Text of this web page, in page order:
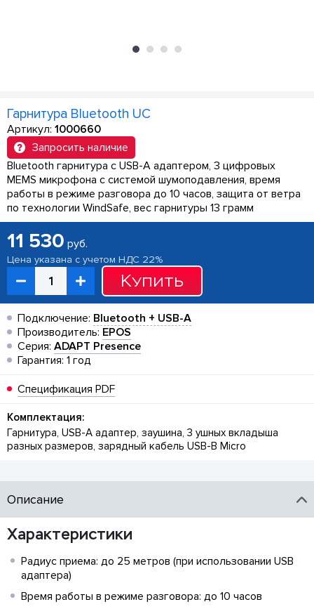
Гарнитура Bluetooth UC
Артикул: 1000660
Запросить наличие
Bluetooth гарнитура с USB-A адаптером, 3 цифровых
MEMS микрофона с системой шумоподавления, время
работы в режиме разговора до 10 часов, защита от ветра
по технологии WindSafe, вес гарнитуры 13 грамм
11 530 руб.
Цена указана с учетом НДС 22%
Купить
Подключение: Bluetooth + USB-A
Производитель: EPOS
Серия: ADAPT Presence
Гарантия: 1 год
Спецификация PDF
Комплектация:
Гарнитура, USB-A адаптер, заушина, 3 ушных вкладыша
разных размеров, зарядный кабель USB-B Micro
Описание
Характеристики
Радиус приема: до 25 метров (при использовании USB
адаптера)
Время работы в режиме разговора: до 10 часов